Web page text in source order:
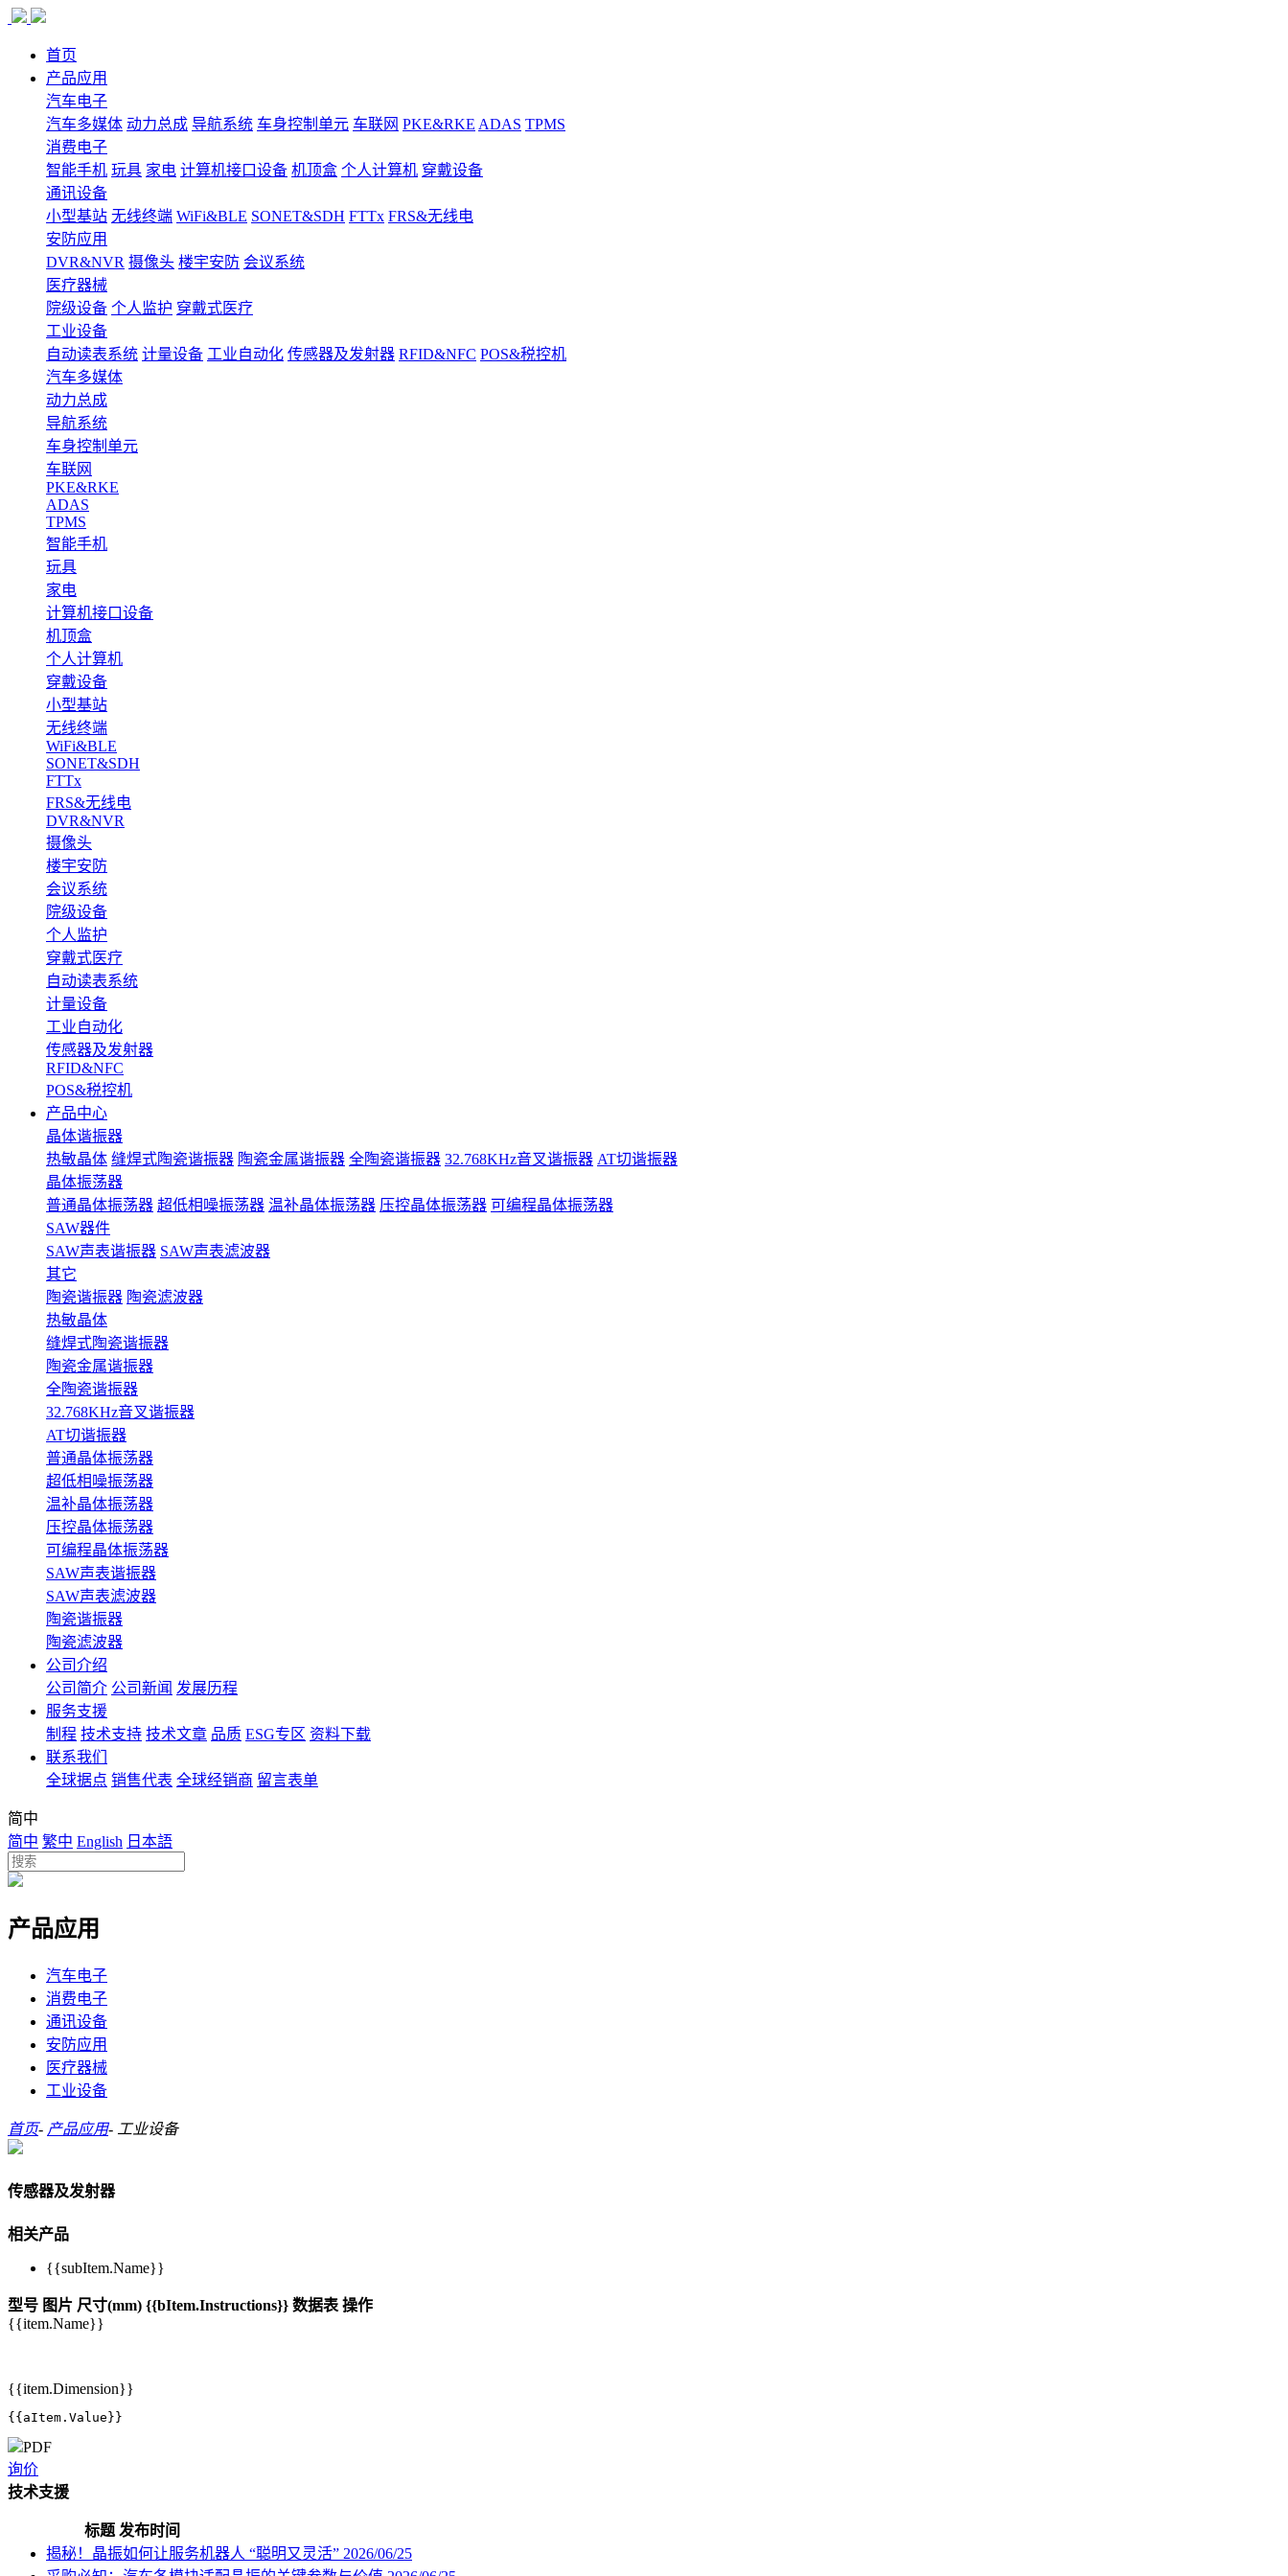
首页
产品应用
汽车电子
汽车多媒体 动力总成 导航系统 车身控制单元 车联网 PKE&RKE ADAS TPMS
消费电子
智能手机 玩具 家电 计算机接口设备 机顶盒 个人计算机 穿戴设备
通讯设备
小型基站 无线终端 WiFi&BLE SONET&SDH FTTx FRS&无线电
安防应用
DVR&NVR 摄像头 楼宇安防 会议系统
医疗器械
院级设备 个人监护 穿戴式医疗
工业设备
自动读表系统 计量设备 工业自动化 传感器及发射器 RFID&NFC POS&税控机
汽车多媒体
动力总成
导航系统
车身控制单元
车联网
PKE&RKE
ADAS
TPMS
智能手机
玩具
家电
计算机接口设备
机顶盒
个人计算机
穿戴设备
小型基站
无线终端
WiFi&BLE
SONET&SDH
FTTx
FRS&无线电
DVR&NVR
摄像头
楼宇安防
会议系统
院级设备
个人监护
穿戴式医疗
自动读表系统
计量设备
工业自动化
传感器及发射器
RFID&NFC
POS&税控机
产品中心
晶体谐振器
热敏晶体 缝焊式陶瓷谐振器 陶瓷金属谐振器 全陶瓷谐振器 32.768KHz音叉谐振器 AT切谐振器
晶体振荡器
普通晶体振荡器 超低相噪振荡器 温补晶体振荡器 压控晶体振荡器 可编程晶体振荡器
SAW器件
SAW声表谐振器 SAW声表滤波器
其它
陶瓷谐振器 陶瓷滤波器
热敏晶体
缝焊式陶瓷谐振器
陶瓷金属谐振器
全陶瓷谐振器
32.768KHz音叉谐振器
AT切谐振器
普通晶体振荡器
超低相噪振荡器
温补晶体振荡器
压控晶体振荡器
可编程晶体振荡器
SAW声表谐振器
SAW声表滤波器
陶瓷谐振器
陶瓷滤波器
公司介绍
公司简介 公司新闻 发展历程
服务支援
制程 技术支持 技术文章 品质 ESG专区 资料下载
联系我们
全球据点 销售代表 全球经销商 留言表单
简中
简中 繁中 English 日本語
产品应用
汽车电子
消费电子
通讯设备
安防应用
医疗器械
工业设备
首页- 产品应用- 工业设备
传感器及发射器
相关产品
{{subItem.Name}}
型号 图片 尺寸(mm) {{bItem.Instructions}} 数据表 操作
{{item.Name}}
{{item.Dimension}}
{{aItem.Value}}
PDF
询价
技术支援
标题 发布时间
揭秘！晶振如何让服务机器人 “聪明又灵活” 2026/06/25